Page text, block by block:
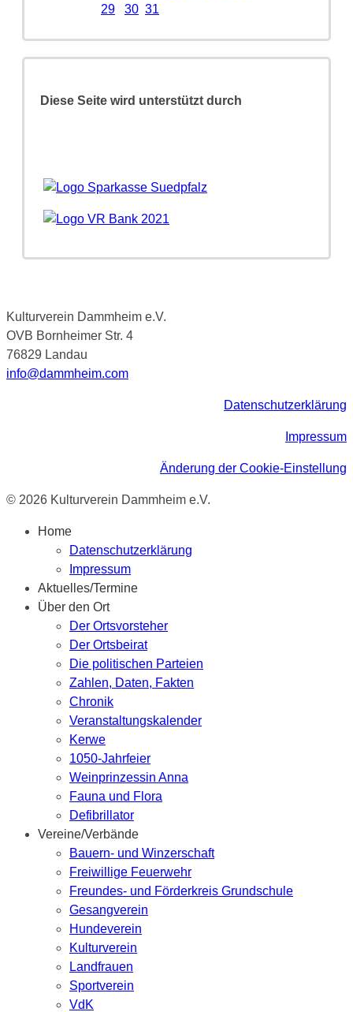
29
30 31
Diese Seite wird unterstützt durch
Kulturverein Dammheim e.V.
OVB Bornheimer Str. 4
76829 Landau
info@dammheim.com
Datenschutzerklärung
Impressum
Änderung der Cookie-Einstellung
© 2026 Kulturverein Dammheim e.V.
Home
Datenschutzerklärung
Impressum
Aktuelles/Termine
Über den Ort
Der Ortsvorsteher
Der Ortsbeirat
Die politischen Parteien
Zahlen, Daten, Fakten
Chronik
Veranstaltungskalender
Kerwe
1050-Jahrfeier
Weinprinzessin Anna
Fauna und Flora
Defibrillator
Vereine/Verbände
Bauern- und Winzerschaft
Freiwillige Feuerwehr
Freundes- und Förderkreis Grundschule
Gesangverein
Hundeverein
Kulturverein
Landfrauen
Sportverein
VdK